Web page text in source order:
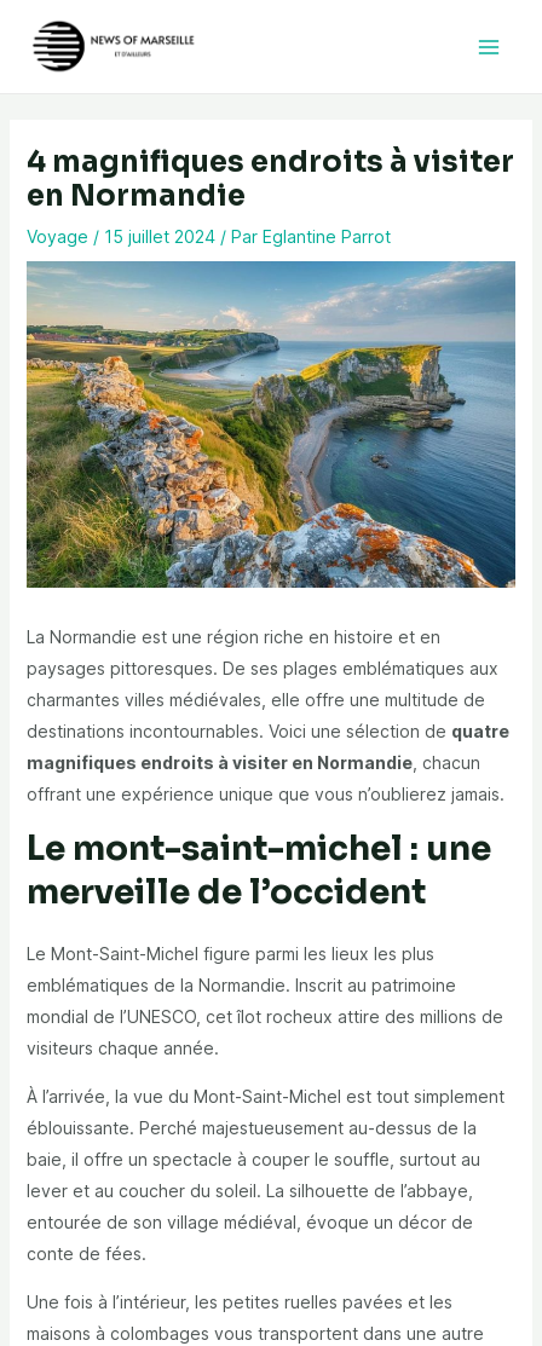
contenu
4 magnifiques endroits à visiter
en Normandie
Voyage / 15 juillet 2024 / Par Eglantine Parrot
La Normandie est une région riche en histoire et en
paysages pittoresques. De ses plages emblématiques aux
charmantes villes médiévales, elle offre une multitude de
destinations incontournables. Voici une sélection de quatre
magnifiques endroits à visiter en Normandie, chacun
offrant une expérience unique que vous n’oublierez jamais.
Le mont-saint-michel : une
merveille de l’occident
Le Mont-Saint-Michel figure parmi les lieux les plus
emblématiques de la Normandie. Inscrit au patrimoine
mondial de l’UNESCO, cet îlot rocheux attire des millions de
visiteurs chaque année.
À l’arrivée, la vue du Mont-Saint-Michel est tout simplement
éblouissante. Perché majestueusement au-dessus de la
baie, il offre un spectacle à couper le souffle, surtout au
lever et au coucher du soleil. La silhouette de l’abbaye,
entourée de son village médiéval, évoque un décor de
conte de fées.
Une fois à l’intérieur, les petites ruelles pavées et les
maisons à colombages vous transportent dans une autre